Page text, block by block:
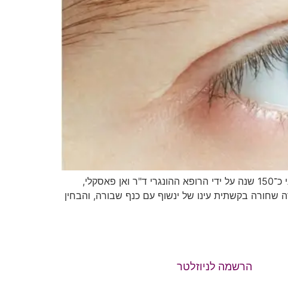
אבחון אירידיולוגי הינו איבחון דרך גלגל העין (הקשתית) אבחון אירידיולוגי מודרני, כפי שאנו מכירים כיום, פותחה לפני כ־150 שנה על ידי הרופא ההונגרי ד"ר ואן פאסקלי,
נקודה שחורה בקשתית עינו של ינשוף עם כנף שבורה, והבחין
הרשמה לניוזלטר